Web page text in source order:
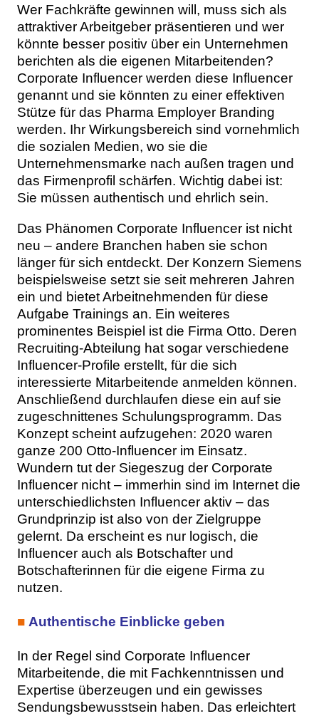
Wer Fachkräfte gewinnen will, muss sich als
attraktiver Arbeitgeber präsentieren und wer
könnte besser positiv über ein Unternehmen
berichten als die eigenen Mitarbeitenden?
Corporate Influencer werden diese Influencer
genannt und sie könnten zu einer effektiven
Stütze für das Pharma Employer Branding
werden. Ihr Wirkungsbereich sind vornehmlich
die sozialen Medien, wo sie die
Unternehmensmarke nach außen tragen und
das Firmenprofil schärfen. Wichtig dabei ist:
Sie müssen authentisch und ehrlich sein.
Das Phänomen Corporate Influencer ist nicht
neu – andere Branchen haben sie schon
länger für sich entdeckt. Der Konzern Siemens
beispielsweise setzt sie seit mehreren Jahren
ein und bietet Arbeitnehmenden für diese
Aufgabe Trainings an. Ein weiteres
prominentes Beispiel ist die Firma Otto. Deren
Recruiting-Abteilung hat sogar verschiedene
Influencer-Profile erstellt, für die sich
interessierte Mitarbeitende anmelden können.
Anschließend durchlaufen diese ein auf sie
zugeschnittenes Schulungsprogramm. Das
Konzept scheint aufzugehen: 2020 waren
ganze 200 Otto-Influencer im Einsatz.
Wundern tut der Siegeszug der Corporate
Influencer nicht – immerhin sind im Internet die
unterschiedlichsten Influencer aktiv – das
Grundprinzip ist also von der Zielgruppe
gelernt. Da erscheint es nur logisch, die
Influencer auch als Botschafter und
Botschafterinnen für die eigene Firma zu
nutzen.
■ Authentische Einblicke geben
In der Regel sind Corporate Influencer
Mitarbeitende, die mit Fachkenntnissen und
Expertise überzeugen und ein gewisses
Sendungsbewusstsein haben. Das erleichtert